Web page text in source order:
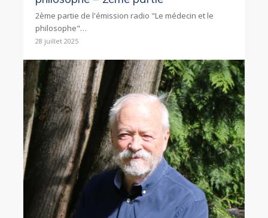
2ème partie de l'émission radio "Le médecin et le
philosophe"…
28 juillet 2025